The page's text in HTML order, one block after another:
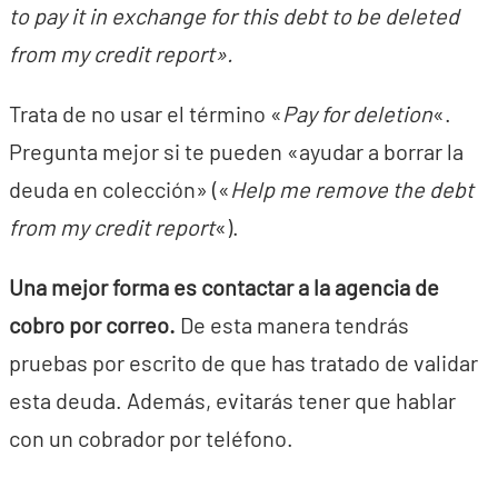
to pay it in exchange for this debt to be deleted
from my credit report».
Trata de no usar el término «Pay for deletion«.
Pregunta mejor si te pueden «ayudar a borrar la
deuda en colección» («Help me remove the debt
from my credit report«).
Una mejor forma es contactar a la agencia de
cobro por correo. De esta manera tendrás
pruebas por escrito de que has tratado de validar
esta deuda. Además, evitarás tener que hablar
con un cobrador por teléfono.